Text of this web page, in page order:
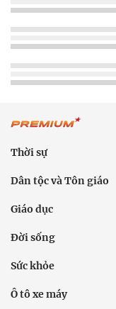
Thời sự
Dân tộc và Tôn giáo
Giáo dục
Đời sống
Sức khỏe
Ô tô xe máy